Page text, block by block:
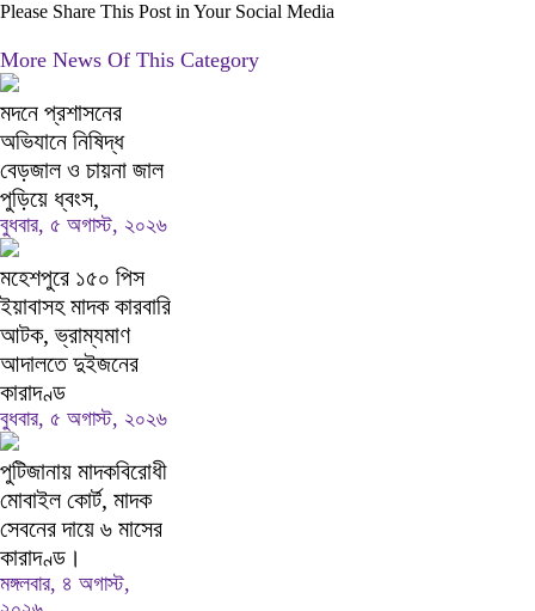
Please Share This Post in Your Social Media
More News Of This Category
মদনে প্রশাসনের
অভিযানে নিষিদ্ধ
বেড়জাল ও চায়না জাল
পুড়িয়ে ধ্বংস,
বুধবার, ৫ অগাস্ট, ২০২৬
মহেশপুরে ১৫০ পিস
ইয়াবাসহ মাদক কারবারি
আটক, ভ্রাম্যমাণ
আদালতে দুইজনের
কারাদণ্ড
বুধবার, ৫ অগাস্ট, ২০২৬
পুটিজানায় মাদকবিরোধী
মোবাইল কোর্ট, মাদক
সেবনের দায়ে ৬ মাসের
কারাদণ্ড।
মঙ্গলবার, ৪ অগাস্ট,